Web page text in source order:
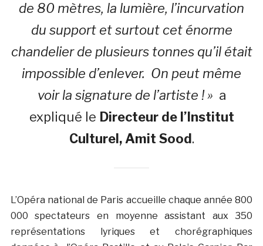
de 80 mètres, la lumière, l’incurvation
du support et surtout cet énorme
chandelier de plusieurs tonnes qu’il était
impossible d’enlever. On peut même
voir la signature de l’artiste ! » a
expliqué le Directeur de l’Institut
Culturel, Amit Sood .
L’Opéra national de Paris accueille chaque année 800
000 spectateurs en moyenne assistant aux 350
représentations lyriques et chorégraphiques